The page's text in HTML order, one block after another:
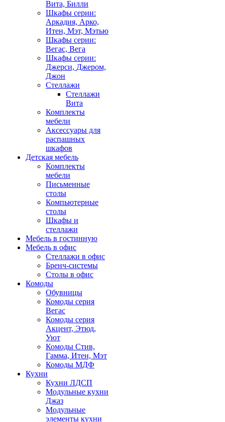
Вита, Билли
Шкафы серии:
Аркадия, Арко,
Итен, Мэт, Мэтью
Шкафы серии:
Вегас, Вега
Шкафы серии:
Джерси, Джером,
Джон
Стеллажи
Стеллажи
Вита
Комплекты
мебели
Аксессуары для
распашных
шкафов
Детская мебель
Комплекты
мебели
Письменные
столы
Компьютерные
столы
Шкафы и
стеллажи
Мебель в гостинную
Мебель в офис
Стеллажи в офис
Бренч-системы
Столы в офис
Комоды
Обувницы
Комоды серия
Вегас
Комоды серия
Акцент, Этюд,
Уют
Комоды Стив,
Гамма, Итен, Мэт
Комоды МДФ
Кухни
Кухни ЛДСП
Модульные кухни
Джаз
Модульные
элементы кухни